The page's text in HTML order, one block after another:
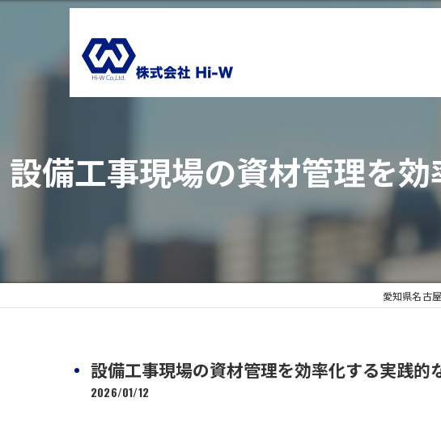
設備工事現場の資材管理を
愛知県名古
設備工事現場の資材管理を効率化する実践的
2026/01/12